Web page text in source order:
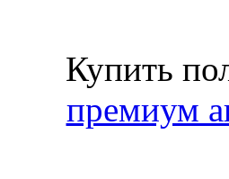
Купить
премиум